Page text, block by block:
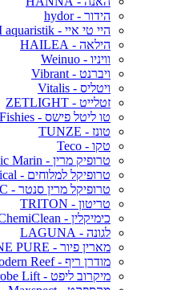
הידור - hydor
היי טי איי - ATI aquaristik
הילאה - HAILEA
וויניו - Weinuo
ויברנט - Vibrant
ויטליס - Vitalis
זטלייט - ZETLIGHT
טו ליטל פישס - Two Little Fishies
טונז - TUNZE
טקו - Teco
טרופיק מרין - Tropic Marin
טרופיקל למלוחים - Tropical
טרופיקל מרין סנטר - TMC
טריטון - TRITON
כימיקלין - ChemiClean
לגונה - LAGUNA
מארין פיור - MARINE PURE
מודרן ריף - Modern Reef
מיקרוב ליפט - Microbe Lift